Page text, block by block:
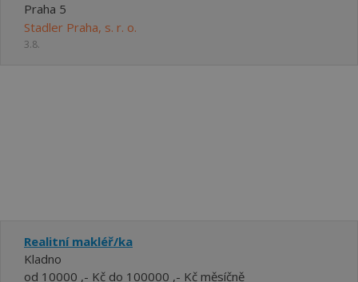
Praha 5
Stadler Praha, s. r. o.
3.8.
Realitní makléř/ka
Kladno
od 10000 ,- Kč do 100000 ,- Kč měsíčně